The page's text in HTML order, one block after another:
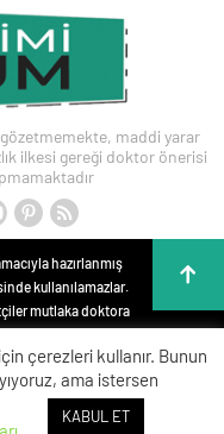
maddi yarar
ilkesi gereği doktor önerisi
hazırlanmış
kullanılamazlar.
mutlaka doktora
hekim
Site içeriği kişisel
Anlatılan tüm
çerezleri kullanır. Bunun
ama istersen
KABUL ET